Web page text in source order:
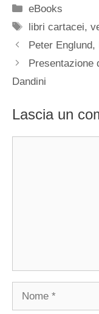
Categorie
eBooks
Tag
libri cartacei,
Peter Englund,
Presentazione
Dandini
Lascia un
Nome